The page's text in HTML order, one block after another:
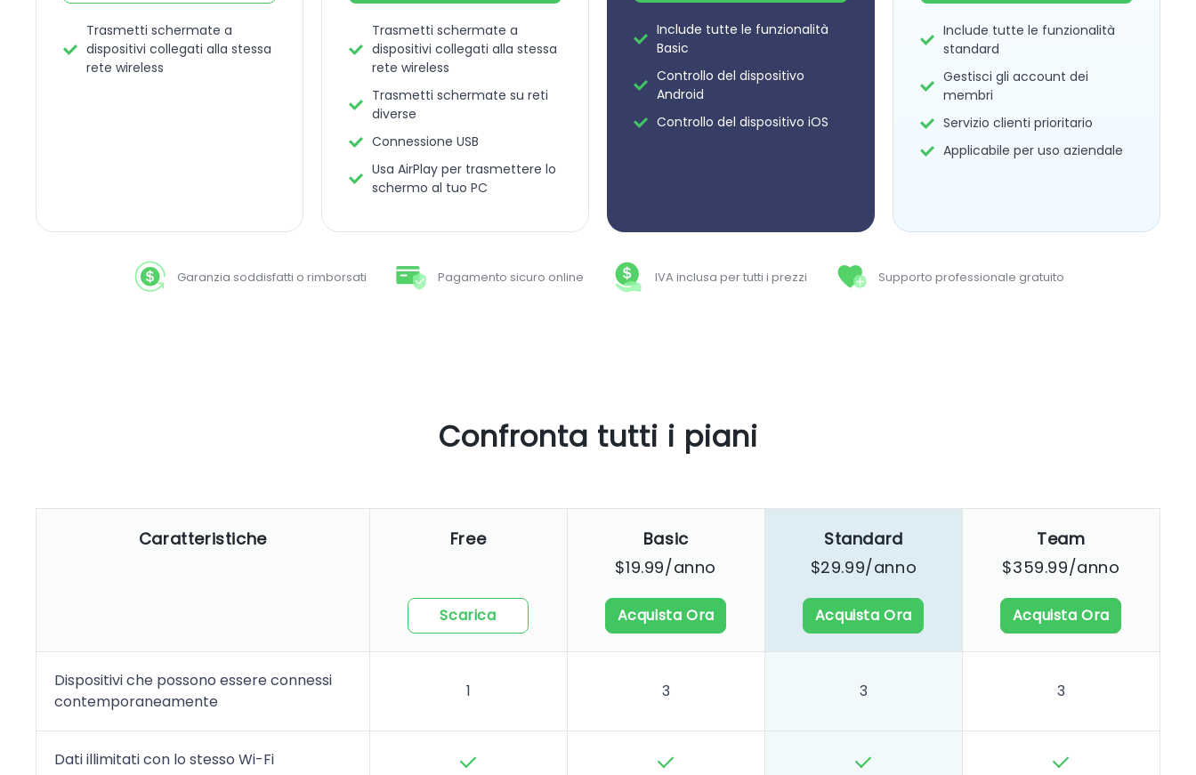
Trasmetti schermate a
dispositivi collegati alla stessa
rete wireless
Trasmetti schermate a
dispositivi collegati alla stessa
rete wireless
Trasmetti schermate su reti
diverse
Connessione USB
Usa AirPlay per trasmettere lo
schermo al tuo PC
Include tutte le funzionalità
Basic
Controllo del dispositivo
Android
Controllo del dispositivo iOS
Include tutte le funzionalità
standard
Gestisci gli account dei
membri
Servizio clienti prioritario
Applicabile per uso aziendale
Garanzia soddisfatti o rimborsati Pagamento sicuro online IVA inclusa per tutti i prezzi Supporto professionale gratuito
Confronta tutti i piani
Caratteristiche Free
Scarica
Basic
$19.99/anno
Acquista Ora
Standard
$29.99/anno
Acquista Ora
Team
$359.99/anno
Acquista Ora
Dispositivi che possono essere connessi
contemporaneamente
1 3 3 3
Dati illimitati con lo stesso Wi-Fi